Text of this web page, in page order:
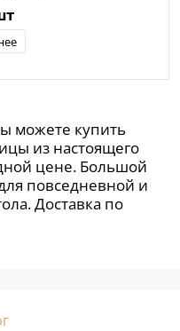
можете купить
из настоящего
цене. Большой
повседневной и
Доставка по